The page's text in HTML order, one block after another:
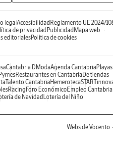
legal Accesibilidad Reglamento UE 2024/
de privacidad Publicidad Mapa web
editorialesPolítica de cookies
Cantabria DModaAgenda Cantabria Playas
Restaurantes en Cantabria De tiendas
Talento Cantabria Hemeroteca
Racing Foro Económico Empleo Cantabria
de Navidad Lotería del Niño
Webs de Vocento